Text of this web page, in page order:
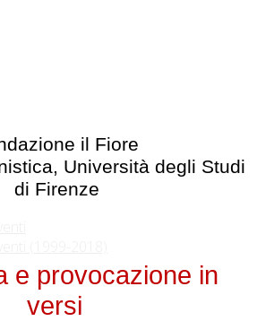
il Fiore
Università degli Studi
di Firenze
e provocazione in
versi